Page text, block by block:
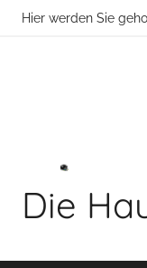
ZumHier werden Sie
Die